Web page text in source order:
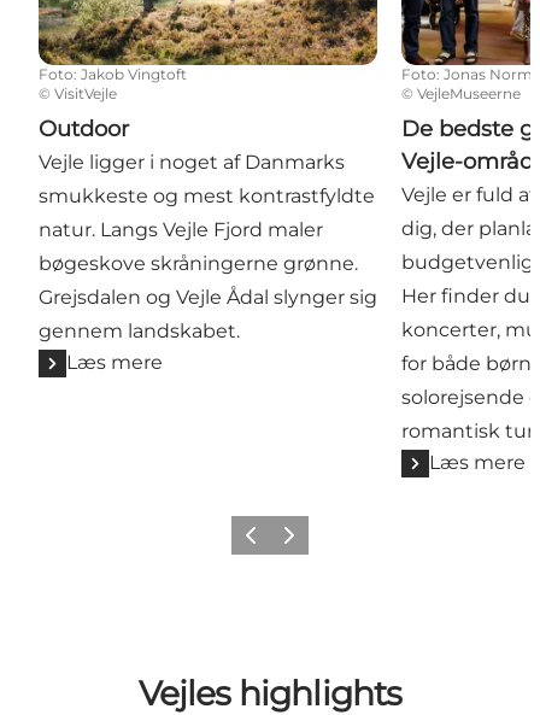
Foto: Jakob Vingtoft
© VisitVejle
Outdoor
Vejle ligger i noget af Danmarks
smukkeste og mest kontrastfyldte
natur. Langs Vejle Fjord maler
bøgeskove skråningerne grønne.
Grejsdalen og Vejle Ådal slynger sig
gennem landskabet.
Læs mere
Foto: Jonas
©VejleMuseerne
De bedste
Vejle-
Vejle er fuld
dig, der
budgetvenlig
Her finder du
koncerter,
for både
solorejsende
romantisk tur.
Læs mere
ForrigeNæste
Vejles highlights